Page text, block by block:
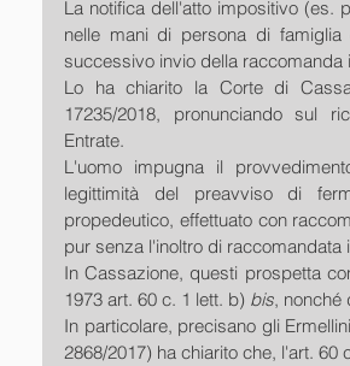
La notifica dell'atto impositivo (es.
nelle mani di persona di
successivo invio della raccomanda
Lo ha chiarito la Corte di
17235/2018, pronunciando sul
Entrate.
L'uomo impugna il
legittimità del preavviso di
propedeutico, effettuato con
pur senza l'inoltro di raccomandata
In Cassazione, questi prospetta
1973 art. 60 c. 1 lett. b) bis, nonché
In particolare, precisano gli
2868/2017) ha chiarito che, l'art.